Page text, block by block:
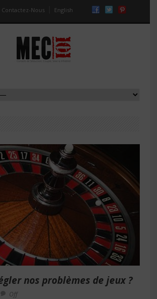
Contactez-Nous English
nos problèmes de jeux ?
Off